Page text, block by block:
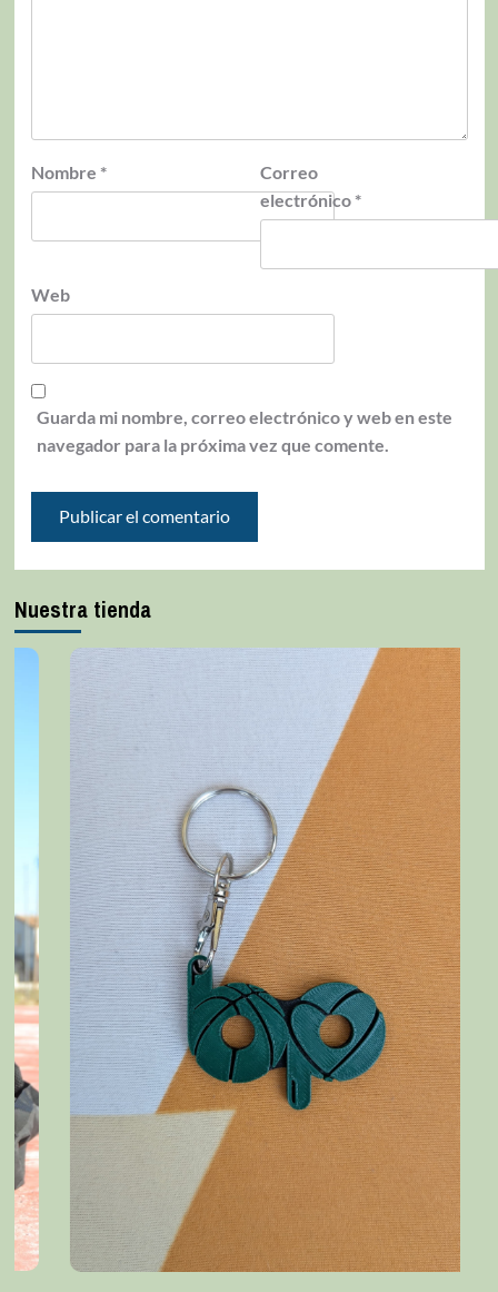
Nombre *
Correo
electrónico *
Web
Guarda mi nombre, correo electrónico y web en este
navegador para la próxima vez que comente.
Nuestra tienda